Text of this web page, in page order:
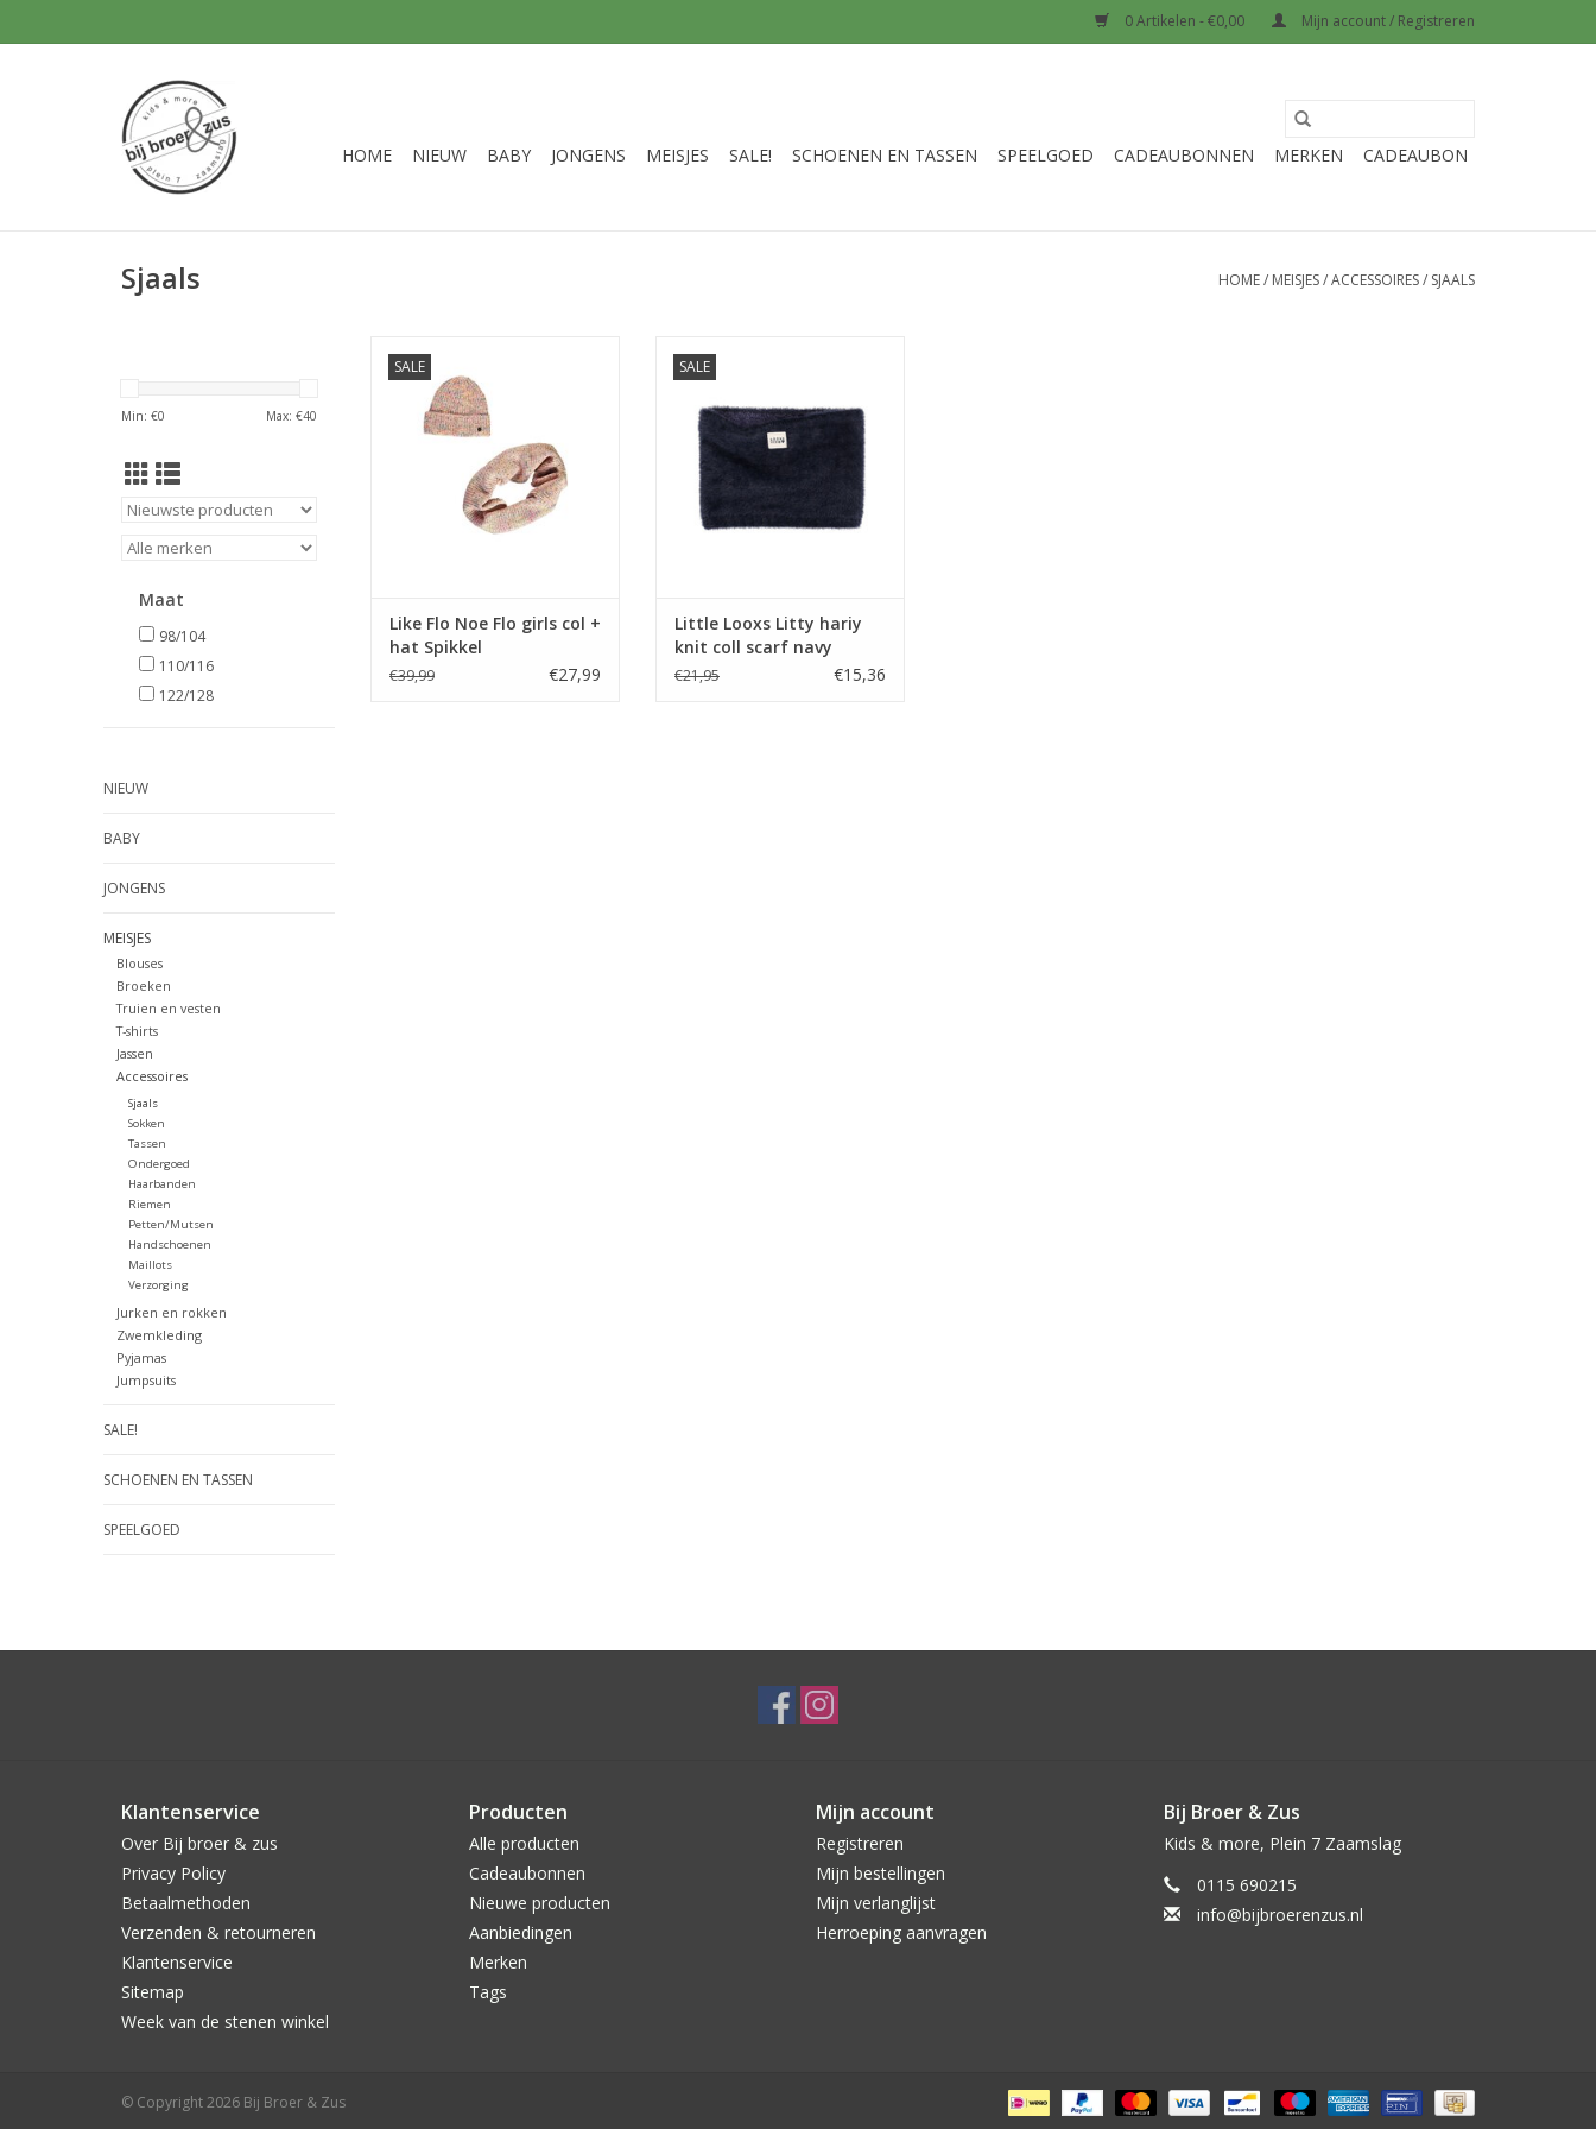
0 Artikelen - €0,00 Mijn account / Registreren
HOME NIEUW BABY JONGENS MEISJES SALE! SCHOENEN EN TASSEN SPEELGOED CADEAUBONNEN MERKEN CADEAUBON
Sjaals HOME/ MEISJES/ACCESSOIRES/ SJAALS
Min: €0 Max: €40
Maat
98/104
110/116
122/128
NIEUW
BABY
JONGENS
MEISJES
Blouses
Broeken
Truien en vesten
T-shirts
Jassen
Accessoires
Sjaals
Sokken
Tassen
Ondergoed
Haarbanden
Riemen
Petten/Mutsen
Handschoenen
Maillots
Verzorging
Jurken en rokken
Zwemkleding
Pyjamas
Jumpsuits
SALE!
SCHOENEN EN TASSEN
SPEELGOED
SALE
TOEVOEGEN AAN WINKELWAGEN
Like Flo Noe Flo girls col +
hat Spikkel
€39,99 €27,99
SALE
TOEVOEGEN AAN WINKELWAGEN
Little Looxs Litty hariy
knit coll scarf navy
€21,95 €15,36
Klantenservice
Over Bij broer & zus
Privacy Policy
Betaalmethoden
Verzenden & retourneren
Klantenservice
Sitemap
Week van de stenen winkel
Producten
Alle producten
Cadeaubonnen
Nieuwe producten
Aanbiedingen
Merken
Tags
Mijn account
Registreren
Mijn bestellingen
Mijn verlanglijst
Herroeping aanvragen
Bij Broer & Zus
Kids & more, Plein 7 Zaamslag
0115 690215
info@bijbroerenzus.nl
© Copyright 2026 Bij Broer & Zus